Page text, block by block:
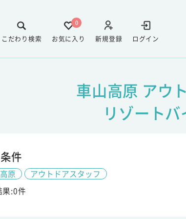
ログイン
新規登録
0
お気に入り
こだわり検索
車山高原 アウ
リゾート
件
原
アウトドアスタッフ
果:0件